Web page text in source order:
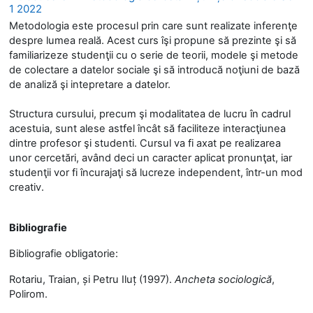
1 2022
Metodologia este procesul prin care sunt realizate inferenţe
despre lumea reală. Acest curs îşi propune să prezinte şi să
familiarizeze studenţii cu o serie de teorii, modele şi metode
de colectare a datelor sociale şi să introducă noţiuni de bază
de analiză şi intepretare a datelor.
Structura cursului, precum şi modalitatea de lucru în cadrul
acestuia, sunt alese astfel încât să faciliteze interacţiunea
dintre profesor şi studenti. Cursul va fi axat pe realizarea
unor cercetări, având deci un caracter aplicat pronunţat, iar
studenţii vor fi încurajaţi să lucreze independent, într-un mod
creativ.
Bibliografie
Bibliografie obligatorie:
Rotariu, Traian, şi Petru Iluţ (1997). Ancheta sociologică,
Polirom.